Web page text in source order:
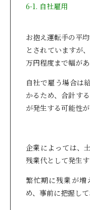
6-1. 自社雇用
お抱え運転手の平
とされていますが
万円程度まで幅があ
自社で雇う場合は
かるため、合計す
が発生する可能性が
企業によっては、
残業代として発生
繁忙期に残業が増
め、事前に把握し